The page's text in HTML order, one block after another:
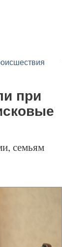
при
семьям